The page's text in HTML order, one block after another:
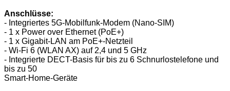
Anschlüsse:
- Integriertes 5G-Mobilfunk-Modem (Nano-SIM)
- 1 x Power over Ethernet (PoE+)
- 1 x Gigabit-LAN am PoE+-Netzteil
- Wi-Fi 6 (WLAN AX) auf 2,4 und 5 GHz
- Integrierte DECT-Basis für bis zu 6 Schnurlostelefone und
bis zu 50
Smart-Home-Geräte